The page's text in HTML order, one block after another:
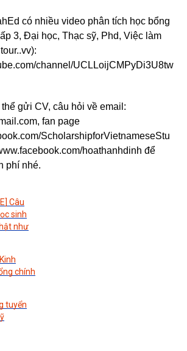
có nhiều video phân tích học bổng
3, Đại học, Thạc sỹ, Phd, Việc làm
channel/UCLLoijCMPyDi3U8tw
gửi CV, câu hỏi về email:
fan page
ScholarshipforVietnameseStu
hoathanhdinh để
phí nhé.
Câu
sinh
như
chính
tuyển